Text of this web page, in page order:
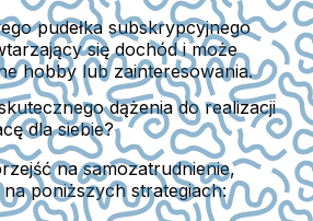
pudełka subskrypcyjnego
się dochód i może
hobby lub zainteresowania.
dążenia do realizacji
dla siebie?
na samozatrudnienie,
poniższych strategiach: